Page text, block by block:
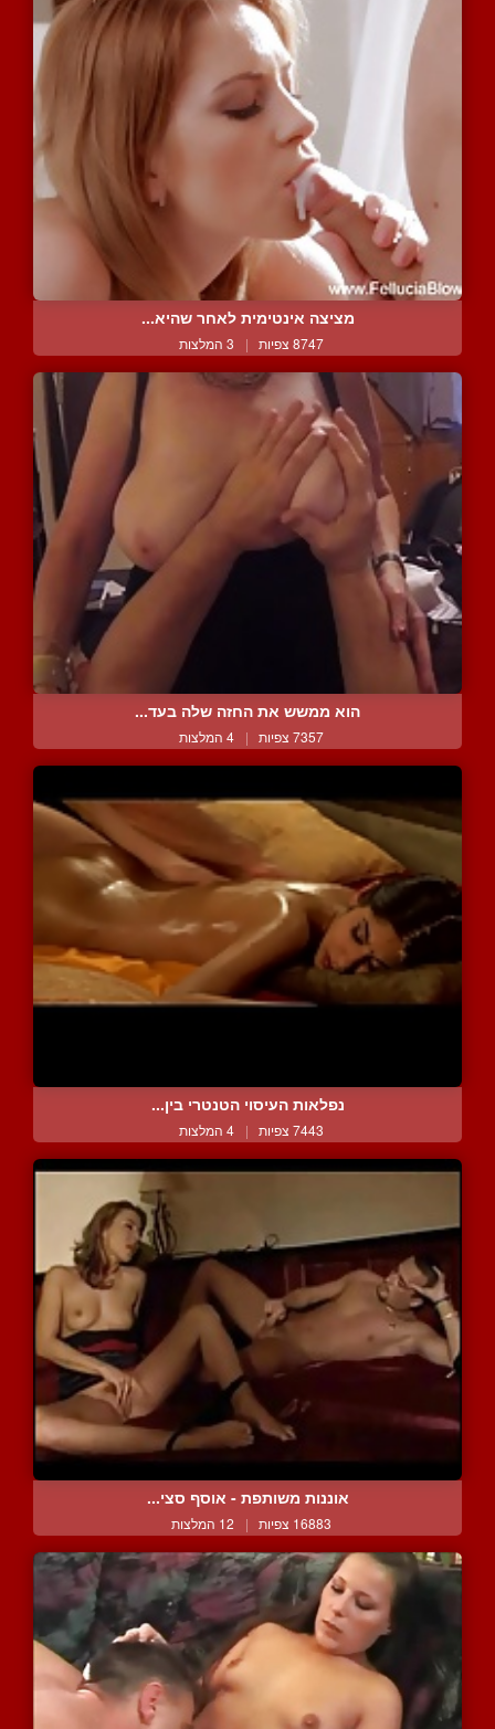
מציצה אינטימית לאחר שהיא...
8747 צפיות | 3 המלצות
הוא ממשש את החזה שלה בעד...
7357 צפיות | 4 המלצות
נפלאות העיסוי הטנטרי בין...
7443 צפיות | 4 המלצות
אוננות משותפת - אוסף סצי...
16883 צפיות | 12 המלצות